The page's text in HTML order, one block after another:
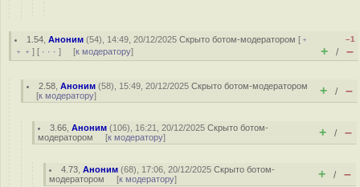
1.54 ,Аноним (54), 14:49, 20/12/2025Скрыто ботом-модератором [ ﹢
﹢﹢ ] [ · · · ] [к модератору]
–1
+ / –
2.58 ,Аноним (58), 15:49, 20/12/2025Скрыто ботом-модератором
[к модератору] + / –
3.66 ,Аноним (106), 16:21, 20/12/2025Скрыто ботом-
модератором [к модератору] + / –
4.73 ,Аноним (68), 17:06, 20/12/2025Скрыто ботом-
модератором [к модератору] + / –